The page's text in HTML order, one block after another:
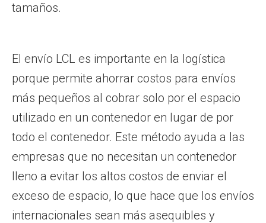
tamaños.
El envío LCL es importante en la logística
porque permite ahorrar costos para envíos
más pequeños al cobrar solo por el espacio
utilizado en un contenedor en lugar de por
todo el contenedor. Este método ayuda a las
empresas que no necesitan un contenedor
lleno a evitar los altos costos de enviar el
exceso de espacio, lo que hace que los envíos
internacionales sean más asequibles y